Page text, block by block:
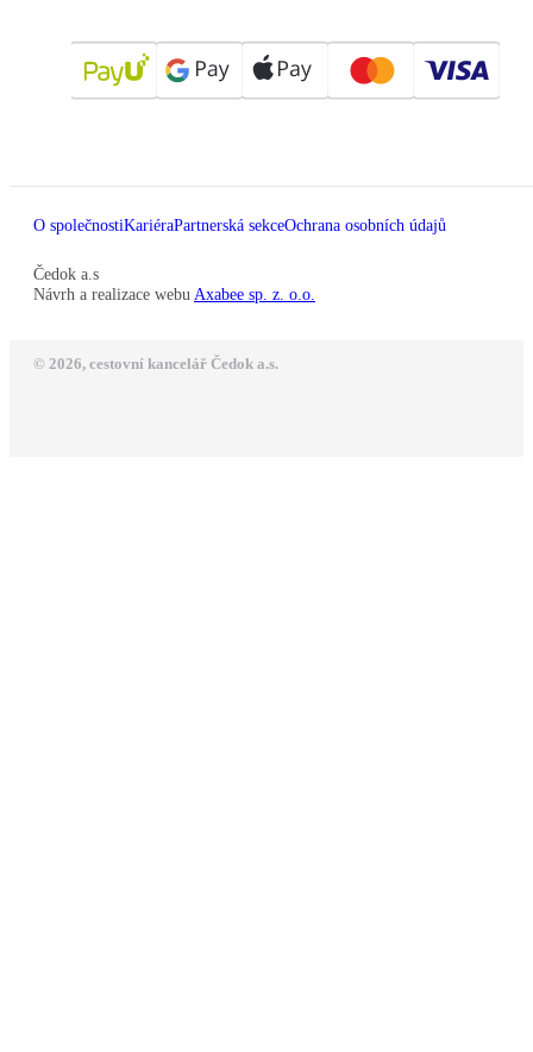
O společnostiKariéraPartnerská sekceOchrana osobních údajů
Čedok a.s
Návrh a realizace webu Axabee sp. z. o.o.
© 2026, cestovní kancelář Čedok a.s.